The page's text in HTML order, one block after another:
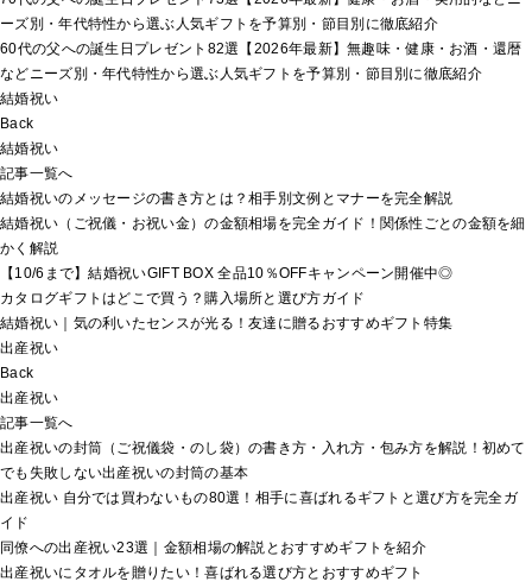
ーズ別・年代特性から選ぶ人気ギフトを予算別・節目別に徹底紹介
60代の父への誕生日プレゼント82選【2026年最新】無趣味・健康・お酒・還暦
などニーズ別・年代特性から選ぶ人気ギフトを予算別・節目別に徹底紹介
結婚祝い
Back
結婚祝い
記事一覧へ
結婚祝いのメッセージの書き方とは？相手別文例とマナーを完全解説
結婚祝い（ご祝儀・お祝い金）の金額相場を完全ガイド！関係性ごとの金額を細
かく解説
【10/6まで】結婚祝いGIFT BOX 全品10％OFFキャンペーン開催中◎
カタログギフトはどこで買う？購入場所と選び方ガイド
結婚祝い｜気の利いたセンスが光る！友達に贈るおすすめギフト特集
出産祝い
Back
出産祝い
記事一覧へ
出産祝いの封筒（ご祝儀袋・のし袋）の書き方・入れ方・包み方を解説！初めて
でも失敗しない出産祝いの封筒の基本
出産祝い 自分では買わないもの80選！相手に喜ばれるギフトと選び方を完全ガ
イド
同僚への出産祝い23選｜金額相場の解説とおすすめギフトを紹介
出産祝いにタオルを贈りたい！喜ばれる選び方とおすすめギフト